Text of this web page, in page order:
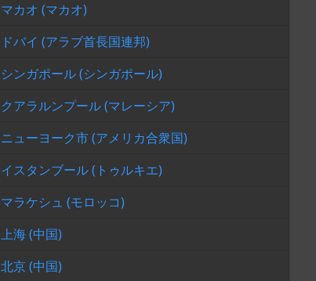
マカオ (マカオ)
ドバイ (アラブ首長国連邦)
シンガポール (シンガポール)
クアラルンプール (マレーシア)
ニューヨーク市 (アメリカ合衆国)
イスタンブール (トゥルキエ)
マラケシュ (モロッコ)
上海 (中国)
北京 (中国)